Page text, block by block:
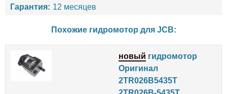
Гарантия: 12 месяцев
Похожие гидромотор для JCB:
новый гидромотор
Оригинал
2TR026B5435T